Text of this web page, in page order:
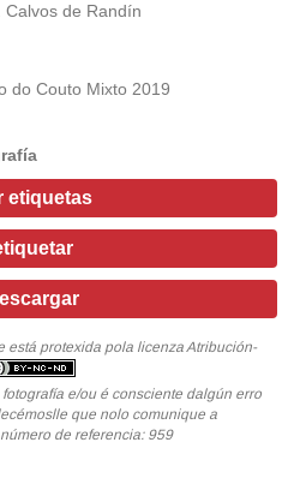
Calvos de Randín
do Couto Mixto 2019
etiquetas
está protexida pola licenza Atribución-
e/ou é consciente dalgún erro
que nolo comunique a
de referencia: 959